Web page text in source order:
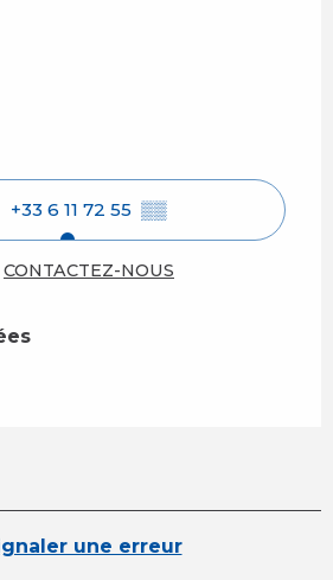
+33 6 11 72 55 ▒▒
CONTACTEZ-NOUS
une erreur